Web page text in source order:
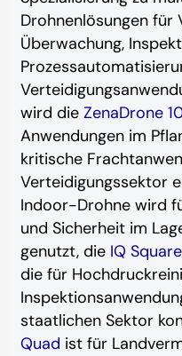
Drohnenlösungen für
Überwachung,
wird die ZenaDrone
Anwendungen im
kritische
Verteidigungssektor
Indoor-Drohne wird
und Sicherheit im
genutzt, die IQ Square
die für
staatlichen Sektor
Quad ist für